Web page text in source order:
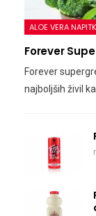
ALOE VERA
Forever
Forever
najboljših živil